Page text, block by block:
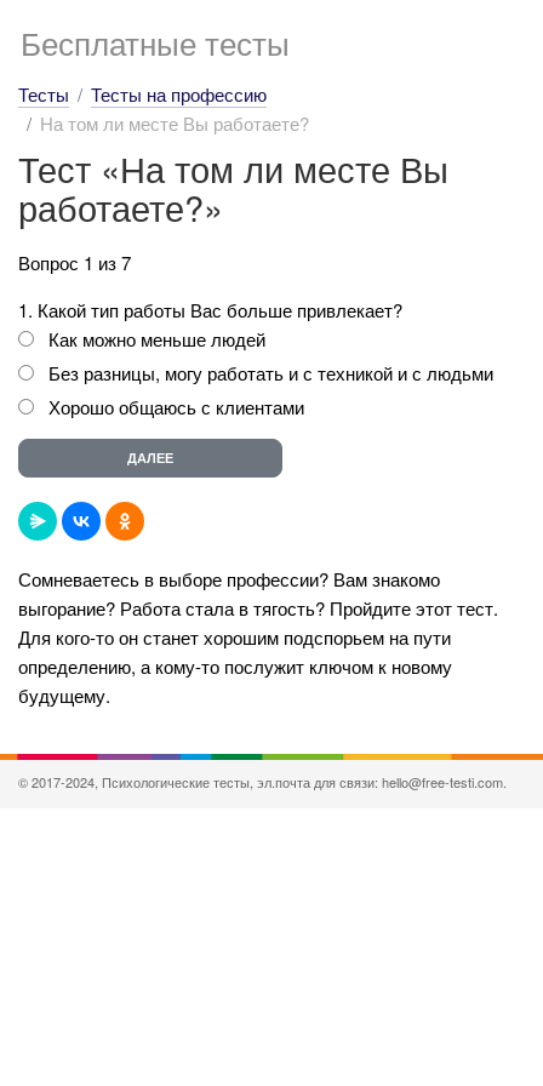
Бесплатные тесты
Тесты
Тесты на профессию
На том ли месте Вы работаете?
Тест «На том ли месте Вы
работаете?»
Вопрос 1 из 7
1. Какой тип работы Вас больше привлекает?
Как можно меньше людей
Без разницы, могу работать и с техникой и с людьми
Хорошо общаюсь с клиентами
Сомневаетесь в выборе профессии? Вам знакомо
выгорание? Работа стала в тягость? Пройдите этот тест.
Для кого-то он станет хорошим подспорьем на пути
определению, а кому-то послужит ключом к новому
будущему.
© 2017-2024, Психологические тесты, эл.почта для связи: hello@free-testi.com.